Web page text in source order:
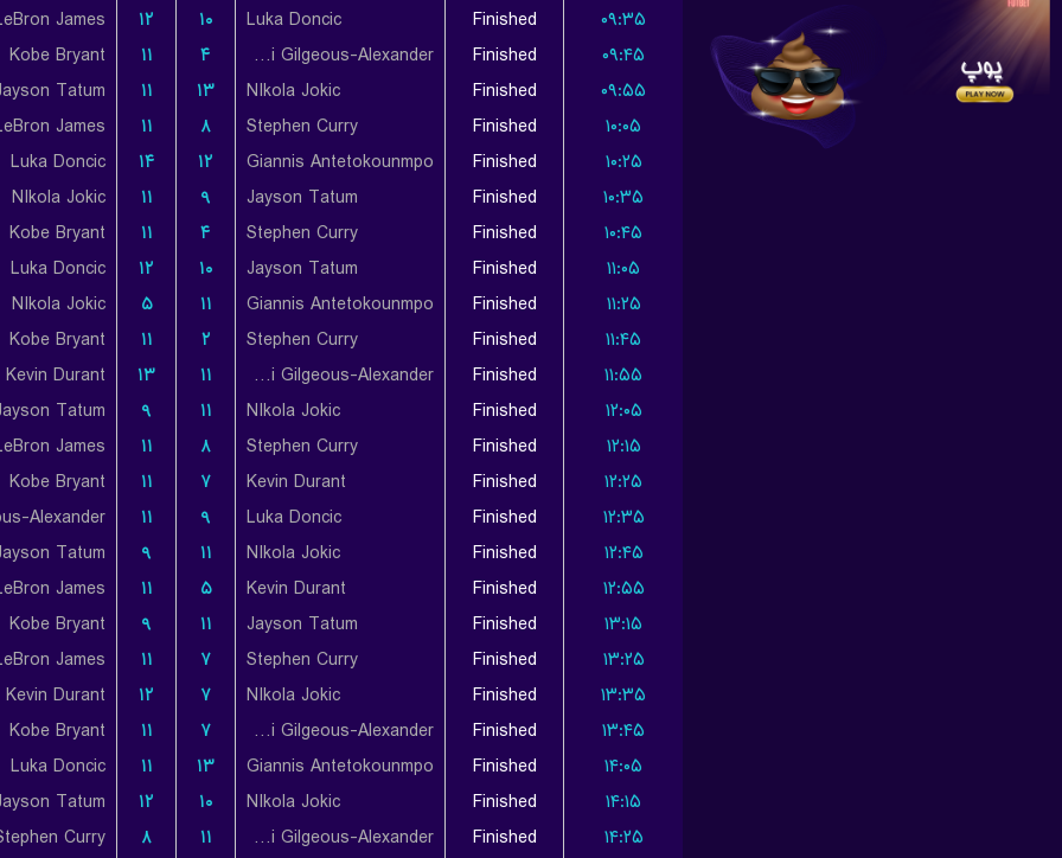
James
۱۲ ۱۰ Luka Doncic Finished
۰۹:۳۵
Kobe Bryant
۱۱ ۴ Shai Gilgeous-Alexander Finished
۰۹:۴۵
Tatum
۱۱ ۱۳ NIkola Jokic Finished
۰۹:۵۵
James
۱۱ ۸ Stephen Curry Finished
۱۰:۰۵
Luka Doncic
۱۴ ۱۲ Giannis Antetokounmpo Finished
۱۰:۲۵
NIkola Jokic
۱۱ ۹ Jayson Tatum Finished
۱۰:۳۵
Kobe Bryant
۱۱ ۴ Stephen Curry Finished
۱۰:۴۵
Luka Doncic
۱۲ ۱۰ Jayson Tatum Finished
۱۱:۰۵
NIkola Jokic
۵ ۱۱ Giannis Antetokounmpo Finished
۱۱:۲۵
Kobe Bryant
۱۱ ۲ Stephen Curry Finished
۱۱:۴۵
Kevin Durant
۱۳ ۱۱ Shai Gilgeous-Alexander Finished
۱۱:۵۵
Tatum
۹ ۱۱ NIkola Jokic Finished
۱۲:۰۵
James
۱۱ ۸ Stephen Curry Finished
۱۲:۱۵
Kobe Bryant
۱۱ ۷ Kevin Durant Finished
۱۲:۲۵
۱۱ ۹ Luka Doncic Finished
۱۲:۳۵
Tatum
۹ ۱۱ NIkola Jokic Finished
۱۲:۴۵
James
۱۱ ۵ Kevin Durant Finished
۱۲:۵۵
Kobe Bryant
۹ ۱۱ Jayson Tatum Finished
۱۳:۱۵
James
۱۱ ۷ Stephen Curry Finished
۱۳:۲۵
Kevin Durant
۱۲ ۷ NIkola Jokic Finished
۱۳:۳۵
Kobe Bryant
۱۱ ۷ Shai Gilgeous-Alexander Finished
۱۳:۴۵
Luka Doncic
۱۱ ۱۳ Giannis Antetokounmpo Finished
۱۴:۰۵
Tatum
۱۲ ۱۰ NIkola Jokic Finished
۱۴:۱۵
Curry
۸ ۱۱ Shai Gilgeous-Alexander Finished
۱۴:۲۵